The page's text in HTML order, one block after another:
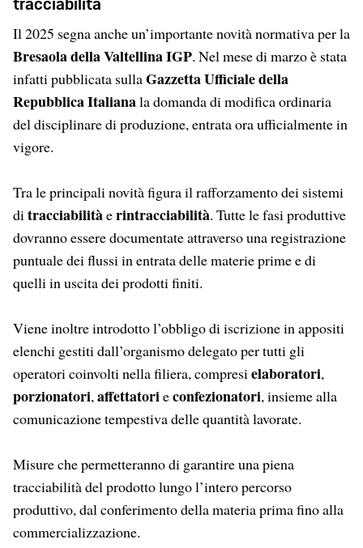
Il 2025 segna anche un’importante novità normativa per la
Bresaola della Valtellina IGP. Nel mese di marzo è stata
infatti pubblicata sullaGazzetta Ufficiale della
Repubblica Italianala domanda di modifica ordinaria
del disciplinare di produzione, entrata ora ufficialmente in
vigore.
Tra le principali novità figura il rafforzamento dei sistemi
di tracciabilitàerintracciabilità. Tutte le fasi produttive
dovranno essere documentate attraverso una registrazione
puntuale dei flussi in entrata delle materie prime e di
quelli in uscita dei prodotti finiti.
Viene inoltre introdotto l’obbligo di iscrizione in appositi
elenchi gestiti dall’organismo delegato per tutti gli
operatori coinvolti nella filiera, compresi elaboratori,
porzionatori, affettatorieconfezionatori, insieme alla
comunicazione tempestiva delle quantità lavorate.
Misure che permetteranno di garantire una piena
tracciabilità del prodotto lungo l’intero percorso
produttivo, dal conferimento della materia prima fino alla
commercializzazione.